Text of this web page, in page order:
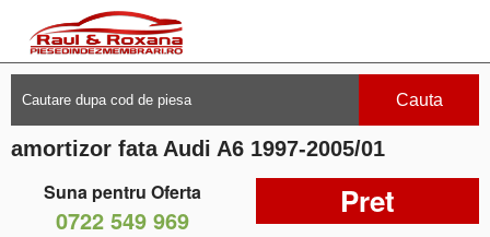
Cauta
amortizor fata Audi A6 1997-2005/01
Suna pentru Oferta
0722 549 969 Pret